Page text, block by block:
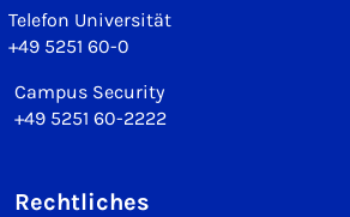
Telefon Universität
+49 5251 60-0
Campus Security
+49 5251 60-2222
Rechtliches